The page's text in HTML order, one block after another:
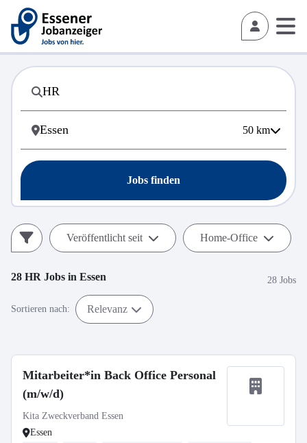
50 km
Jobs finden
Veröffentlicht seit Home-Office
28 HR Jobs in Essen 28 Jobs
Sortieren nach: Relevanz
Mitarbeiter*in Back Office Personal
(m/w/d)
Kita Zweckverband Essen
Essen